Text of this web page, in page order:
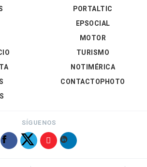
PORTALTIC
EPSOCIAL
MOTOR
TURISMO
NOTIMÉRICA
CONTACTOPHOTO
SÍGUENOS